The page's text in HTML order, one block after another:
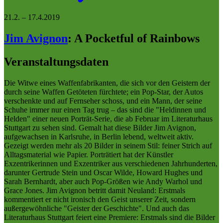
21.2. – 17.4.2019
Jim Avignon: A Pocketful of Rainbows
Veranstaltungsdaten
Die Witwe eines Waffenfabrikanten, die sich vor den Geistern der
durch seine Waffen Getöteten fürchtete; ein Pop-Star, der Autos
verschenkte und auf Fernseher schoss, und ein Mann, der seine
Schuhe immer nur einen Tag trug – das sind die "Heldinnen und
Helden" einer neuen Porträt-Serie, die ab Februar im Literaturhaus
Stuttgart zu sehen sind. Gemalt hat diese Bilder Jim Avignon,
aufgewachsen in Karlsruhe, in Berlin lebend, weltweit aktiv.
Gezeigt werden mehr als 20 Bilder in seinem Stil: feiner Strich auf
Alltagsmaterial wie Papier. Porträtiert hat der Künstler
Exzentrikerinnen und Exzentriker aus verschiedenen Jahrhunderten,
darunter Gertrude Stein und Oscar Wilde, Howard Hughes und
Sarah Bernhardt, aber auch Pop-Größen wie Andy Warhol und
Grace Jones. Jim Avignon betritt damit Neuland: Erstmals
kommentiert er nicht ironisch den Geist unserer Zeit, sondern
außergewöhnliche "Geister der Geschichte". Und auch das
Literaturhaus Stuttgart feiert eine Premiere: Erstmals sind die Bilder